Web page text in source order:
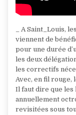
_ A Saint_Louis,
viennent de
pour une durée
les deux
les correctifs
Avec, en fil rouge,
Il faut dire que les
annuellement
revisitées sous